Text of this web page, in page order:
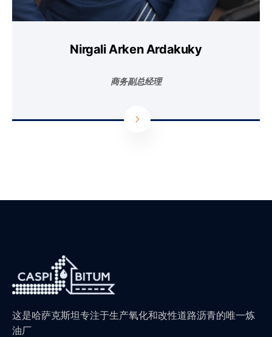
Nirgali Arken Ardakuky
商务副总经理
这是哈萨克斯坦专注于生产氧化和改性道路沥青的唯一炼
油厂